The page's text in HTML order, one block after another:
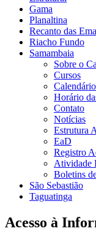
Gama
Planaltina
Recanto das
Riacho Fundo
Samambaia
Sobre o
Cursos
Horário
Contato
Notícias
Estrutura
EaD
Registro
Atividade
Boletins
São Sebastião
Taguatinga
Acesso à